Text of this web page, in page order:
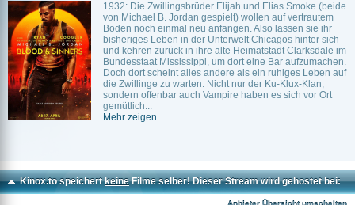
1932: Die Zwillingsbrüder Elijah und Elias Smoke (beide
von Michael B. Jordan gespielt) wollen auf vertrautem
Boden noch einmal neu anfangen. Also lassen sie ihr
bisheriges Leben in der Unterwelt Chicagos hinter sich
und kehren zurück in ihre alte Heimatstadt Clarksdale im
Bundesstaat Mississippi, um dort eine Bar aufzumachen.
Doch dort scheint alles andere als ein ruhiges Leben auf
die Zwillinge zu warten: Nicht nur der Ku-Klux-Klan,
sondern offenbar auch Vampire haben es sich vor Ort
gemütlich...
Mehr zeigen...
Kinox.to speichertkeineFilme selber! Dieser Stream wird gehostet bei: